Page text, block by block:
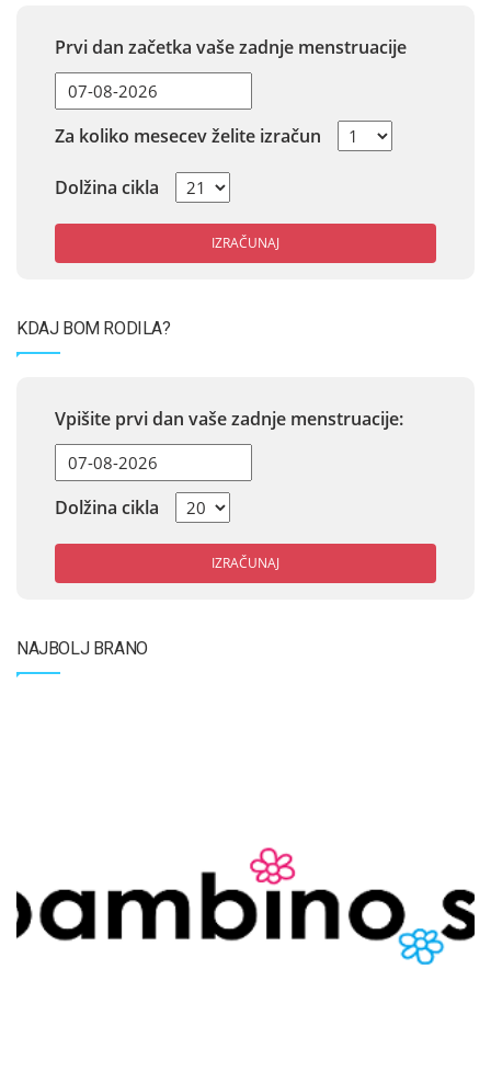
Prvi dan začetka vaše zadnje menstruacije
Za koliko mesecev želite izračun
Dolžina cikla
IZRAČUNAJ
KDAJ BOM RODILA?
Vpišite prvi dan vaše zadnje menstruacije:
Dolžina cikla
IZRAČUNAJ
NAJBOLJ BRANO